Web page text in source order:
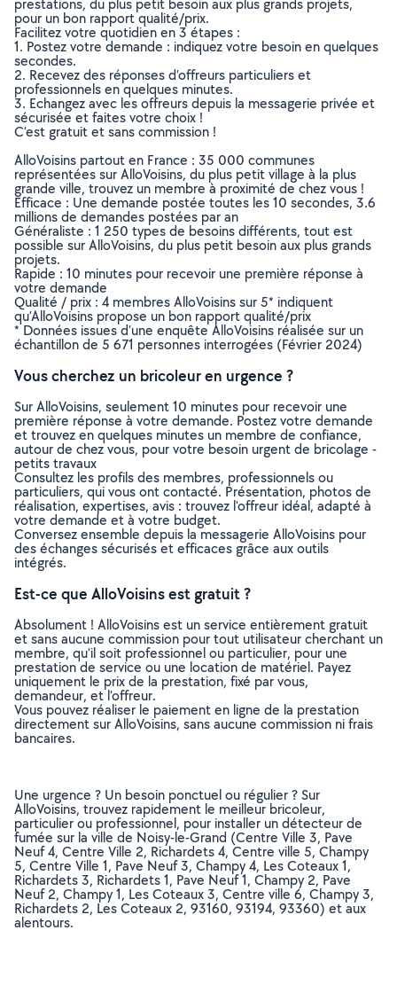
prestations, du plus petit besoin aux plus grands projets,
pour un bon rapport qualité/prix.
Facilitez votre quotidien en 3 étapes :
1. Postez votre demande : indiquez votre besoin en quelques
secondes.
2. Recevez des réponses d’offreurs particuliers et
professionnels en quelques minutes.
3. Echangez avec les offreurs depuis la messagerie privée et
sécurisée et faites votre choix !
C’est gratuit et sans commission !
AlloVoisins partout en France : 35 000 communes
représentées sur AlloVoisins, du plus petit village à la plus
grande ville, trouvez un membre à proximité de chez vous !
Efficace : Une demande postée toutes les 10 secondes, 3.6
millions de demandes postées par an
Généraliste : 1 250 types de besoins différents, tout est
possible sur AlloVoisins, du plus petit besoin aux plus grands
projets.
Rapide : 10 minutes pour recevoir une première réponse à
votre demande
Qualité / prix : 4 membres AlloVoisins sur 5* indiquent
qu’AlloVoisins propose un bon rapport qualité/prix
* Données issues d’une enquête AlloVoisins réalisée sur un
échantillon de 5 671 personnes interrogées (Février 2024)
Vous cherchez un bricoleur en urgence ?
Sur AlloVoisins, seulement 10 minutes pour recevoir une
première réponse à votre demande. Postez votre demande
et trouvez en quelques minutes un membre de confiance,
autour de chez vous, pour votre besoin urgent de bricolage -
petits travaux
Consultez les profils des membres, professionnels ou
particuliers, qui vous ont contacté. Présentation, photos de
réalisation, expertises, avis : trouvez l'offreur idéal, adapté à
votre demande et à votre budget.
Conversez ensemble depuis la messagerie AlloVoisins pour
des échanges sécurisés et efficaces grâce aux outils
intégrés.
Est-ce que AlloVoisins est gratuit ?
Absolument ! AlloVoisins est un service entièrement gratuit
et sans aucune commission pour tout utilisateur cherchant un
membre, qu’il soit professionnel ou particulier, pour une
prestation de service ou une location de matériel. Payez
uniquement le prix de la prestation, fixé par vous,
demandeur, et l’offreur.
Vous pouvez réaliser le paiement en ligne de la prestation
directement sur AlloVoisins, sans aucune commission ni frais
bancaires.
Une urgence ? Un besoin ponctuel ou régulier ? Sur
AlloVoisins, trouvez rapidement le meilleur bricoleur,
particulier ou professionnel, pour installer un détecteur de
fumée sur la ville de Noisy-le-Grand (Centre Ville 3, Pave
Neuf 4, Centre Ville 2, Richardets 4, Centre ville 5, Champy
5, Centre Ville 1, Pave Neuf 3, Champy 4, Les Coteaux 1,
Richardets 3, Richardets 1, Pave Neuf 1, Champy 2, Pave
Neuf 2, Champy 1, Les Coteaux 3, Centre ville 6, Champy 3,
Richardets 2, Les Coteaux 2, 93160, 93194, 93360) et aux
alentours.